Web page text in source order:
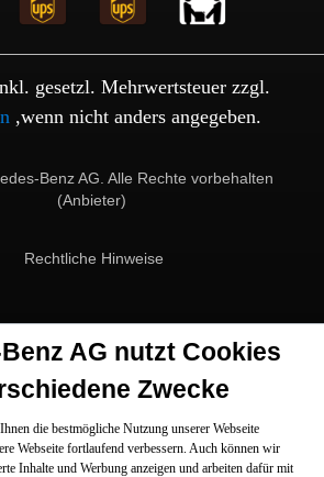
gesetzl. Mehrwertsteuer zzgl.
,wenn nicht anders angegeben.
Benz AG. Alle Rechte vorbehalten
(Anbieter)
Rechtliche Hinweise
AG nutzt Cookies
Zwecke
die bestmögliche Nutzung unserer Webseite
Webseite fortlaufend verbessern. Auch können wir
Inhalte und Werbung anzeigen und arbeiten dafür mit